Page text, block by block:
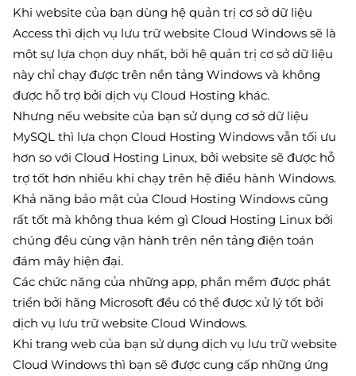
Khi website của bạn dùng hệ quản trị cơ sở dữ liệu
Access thì dịch vụ lưu trữ website Cloud Windows sẽ là
một sự lựa chọn duy nhất, bởi hệ quản trị cơ sở dữ liệu
này chỉ chạy được trên nền tảng Windows và không
được hỗ trợ bởi dịch vụ Cloud Hosting khác.
Nhưng nếu website của bạn sử dụng cơ sở dữ liệu
MySQL thì lựa chọn Cloud Hosting Windows vẫn tối ưu
hơn so với Cloud Hosting Linux, bởi website sẽ được hỗ
trợ tốt hơn nhiều khi chạy trên hệ điều hành Windows.
Khả năng bảo mật của Cloud Hosting Windows cũng
rất tốt mà không thua kém gì Cloud Hosting Linux bởi
chúng đều cùng vận hành trên nền tảng điện toán
đám mây hiện đại.
Các chức năng của những app, phần mềm được phát
triển bởi hãng Microsoft đều có thể được xử lý tốt bởi
dịch vụ lưu trữ website Cloud Windows.
Khi trang web của bạn sử dụng dịch vụ lưu trữ website
Cloud Windows thì bạn sẽ được cung cấp những ứng